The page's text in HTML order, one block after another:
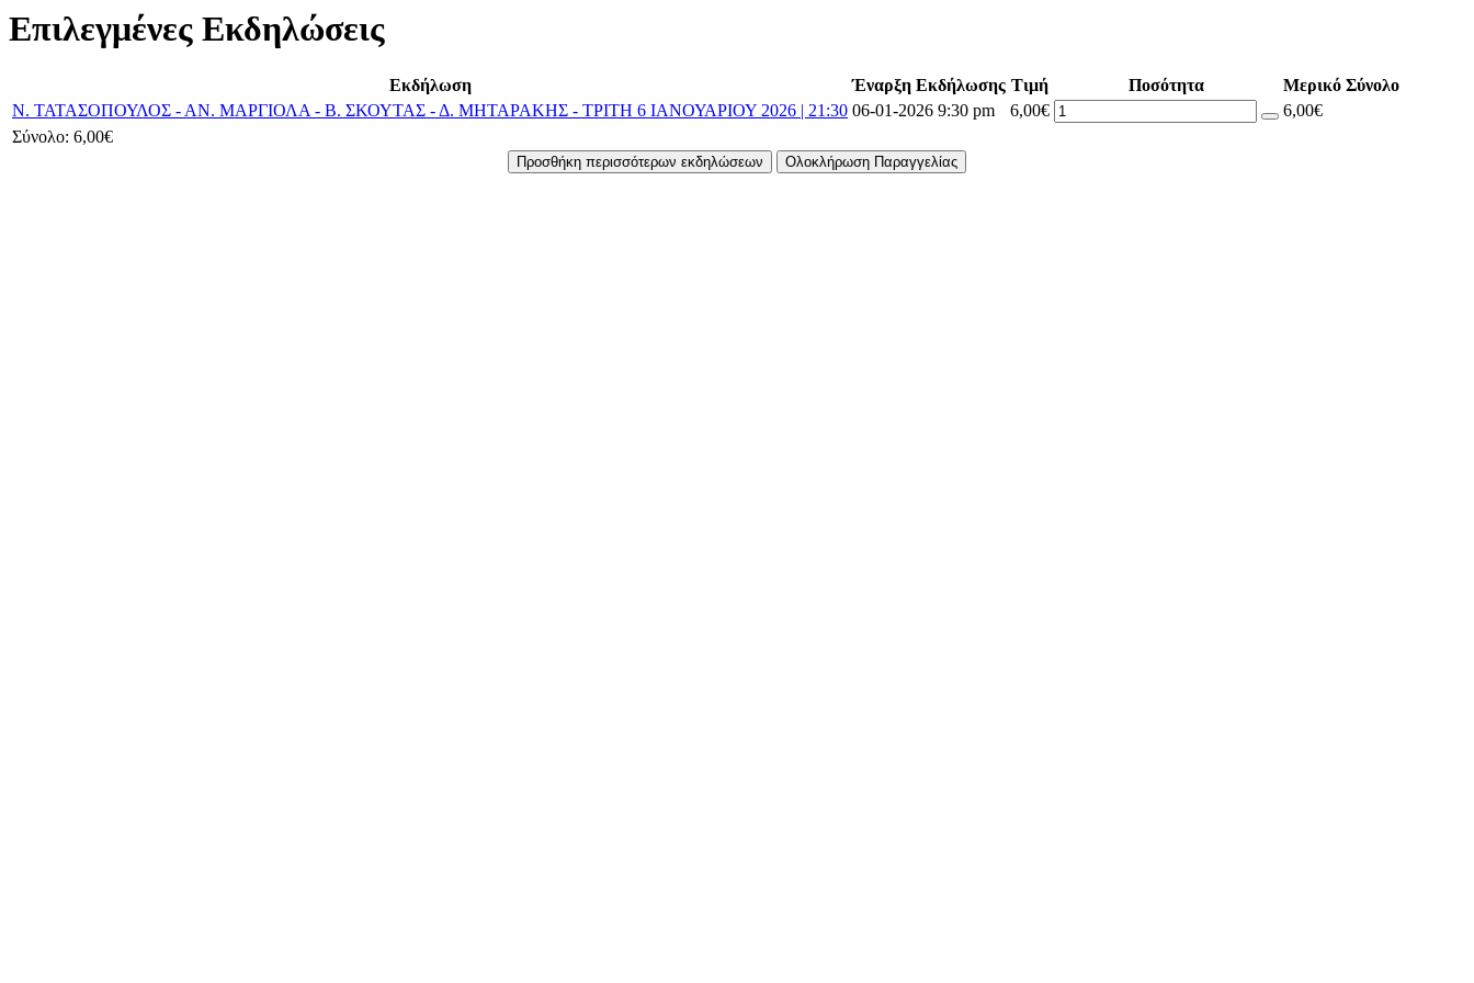
Επιλεγμένες Εκδηλώσεις
Εκδήλωση Έναρξη Εκδήλωσης Τιμή Ποσότητα
Μερικό Σύνολο
Ν. ΤΑΤΑΣΟΠΟΥΛΟΣ - ΑΝ. ΜΑΡΓΙΟΛΑ - Β. ΣΚΟΥΤΑΣ - Δ. ΜΗΤΑΡΑΚΗΣ - ΤΡΙΤΗ 6 ΙΑΝΟΥΑΡΙΟΥ 2026 | 21:30 06-01-2026 9:30 pm 6,00€
6,00€
Σύνολο: 6,00€
Προσθήκη περισσότερων εκδηλώσεων Ολοκλήρωση Παραγγελίας